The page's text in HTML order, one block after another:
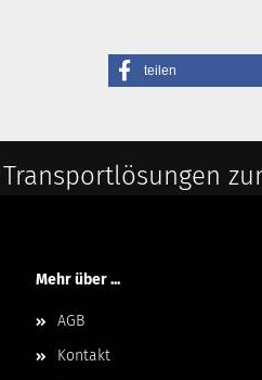
teilen
Mehr über ...
AGB
Kontakt